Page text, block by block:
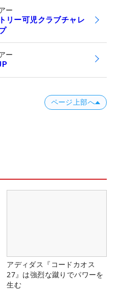
ー
リー可児クラブチャレ
ー
ページ上部へ
アディダス『コードカオス
27』は強烈な蹴りでパワーを
生む